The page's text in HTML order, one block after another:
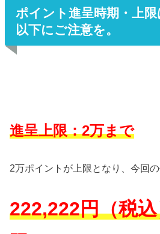
ポイント進呈時期・上
以下にご注意を。
進呈上限：2万まで
2万ポイントが上限となり、今回の
222,222円（税